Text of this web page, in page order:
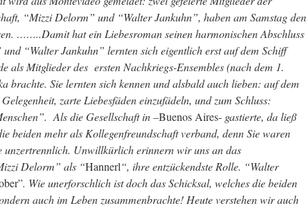
“Mizzi Delorm” und “Walter Jankuhn”, haben am Samstag den
……..Damit hat ein Liebesroman seinen harmonischen Abschluss
“Walter Jankuhn” lernten sich eigentlich erst auf dem Schiff
als Mitglieder des ersten Nachkriegs-Ensembles (nach dem 1.
brachte. Sie lernten sich kennen und alsbald auch lieben: auf dem
zarte Liebesfäden einzufädeln, und zum Schluss:
Als die Gesellschaft in –Buenos Aires- gastierte, da ließ
beiden mehr als Kollegenfreundschaft verband, denn Sie waren
unzertrennlich. Unwillkürlich erinnern wir uns an das
Delorm” als “Hannerl“, ihre entzückendste Rolle. “Walter
. Wie unerforschlich ist doch das Schicksal, welches die beiden
auch im Leben zusammenbrachte! Heute verstehen wir auch